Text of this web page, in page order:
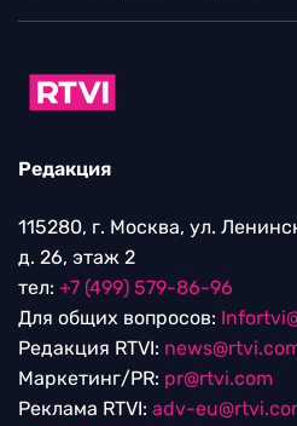
Редакция
115280, г. Москва, ул.
д. 26, этаж 2
тел: +7 (499) 579-86-96
Для общих вопросов:
Редакция RTVI:
Маркетинг/PR: pr@rtvi.com
Реклама RTVI: adv-